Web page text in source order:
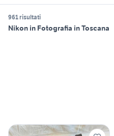
961 risultati
Nikon in Fotografia in Toscana